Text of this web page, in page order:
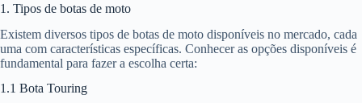
1. Tipos de botas de moto
Existem diversos tipos de botas de moto disponíveis no mercado, cada
uma com características específicas. Conhecer as opções disponíveis é
fundamental para fazer a escolha certa:
1.1 Bota Touring